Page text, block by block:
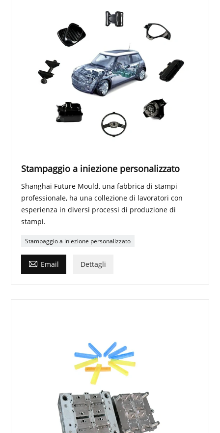
Stampaggio a iniezione personalizzato
Shanghai Future Mould, una fabbrica di stampi
professionale, ha una collezione di lavoratori con
esperienza in diversi processi di produzione di
stampi.
Stampaggio a iniezione personalizzato
 Email Dettagli